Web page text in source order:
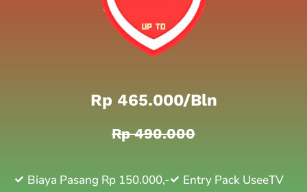
Rp 465.000/bln
Rp 490.000
Biaya Pasang Rp 150.000,-
Entry Pack UseeTV